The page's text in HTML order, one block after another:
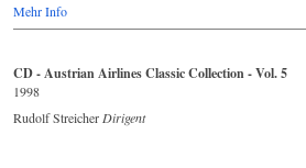
Mehr Info
CD - Austrian Airlines Classic Collection - Vol. 5
1998
Rudolf Streicher Dirigent